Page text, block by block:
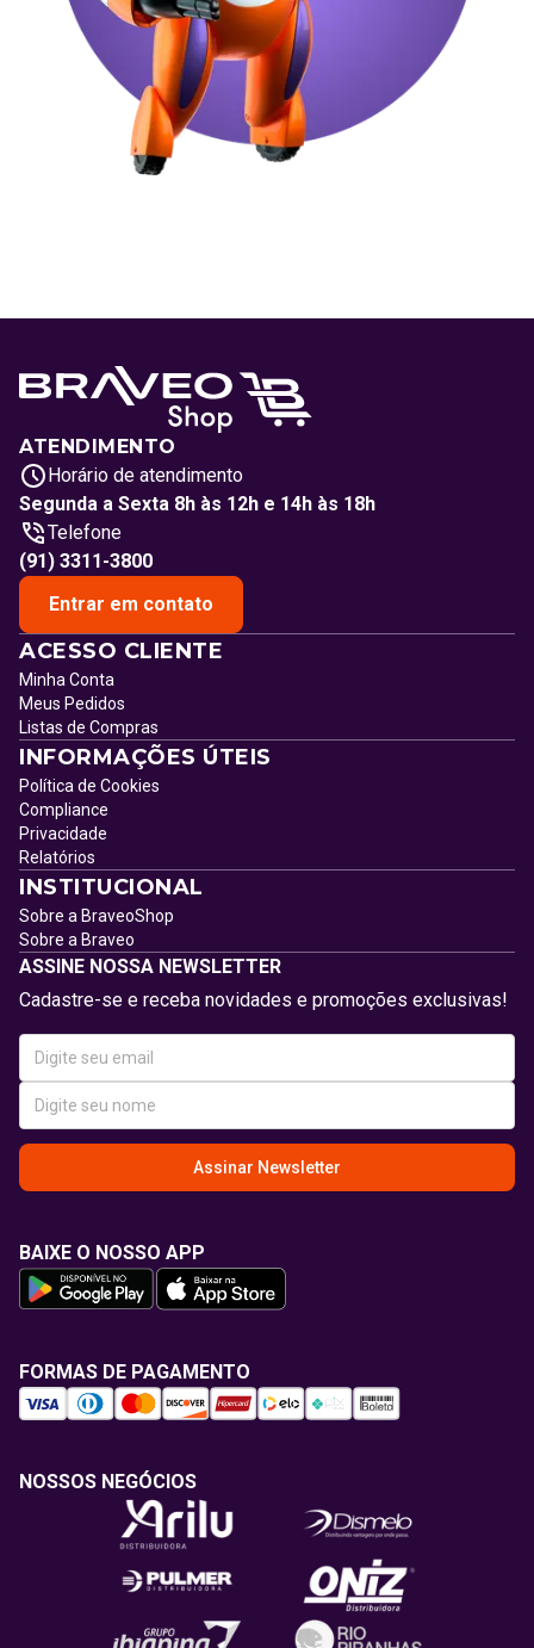
ATENDIMENTO
Horário de atendimento
Segunda a Sexta 8h às 12h e 14h às 18h
Telefone
(91) 3311-3800
Entrar em contato
ACESSO CLIENTE
Minha Conta
Meus Pedidos
Listas de Compras
INFORMAÇÕES ÚTEIS
Política de Cookies
Compliance
Privacidade
Relatórios
INSTITUCIONAL
Sobre a BraveoShop
Sobre a Braveo
ASSINE NOSSA NEWSLETTER
Cadastre-se e receba novidades e promoções exclusivas!
Assinar Newsletter
BAIXE O NOSSO APP
FORMAS DE PAGAMENTO
NOSSOS NEGÓCIOS